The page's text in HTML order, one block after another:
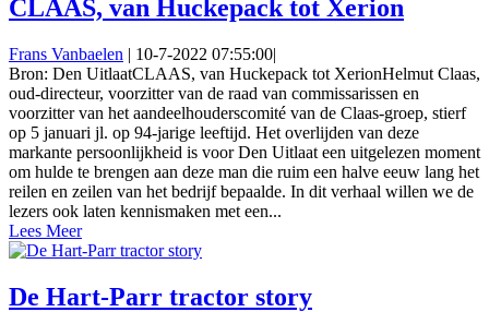
CLAAS, van Huckepack tot Xerion
Frans Vanbaelen | 10-7-2022 07:55:00|
Bron: Den UitlaatCLAAS, van Huckepack tot XerionHelmut Claas,
oud-directeur, voorzitter van de raad van commissarissen en
voorzitter van het aandeelhouderscomité van de Claas-groep, stierf
op 5 januari jl. op 94-jarige leeftijd. Het overlijden van deze
markante persoonlijkheid is voor Den Uitlaat een uitgelezen moment
om hulde te brengen aan deze man die ruim een halve eeuw lang het
reilen en zeilen van het bedrijf bepaalde. In dit verhaal willen we de
lezers ook laten kennismaken met een...
Lees Meer
De Hart-Parr tractor story